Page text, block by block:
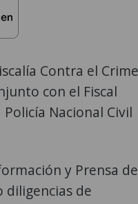
Contra el
con el Fiscal
Nacional Civil
y Prensa
diligencias de